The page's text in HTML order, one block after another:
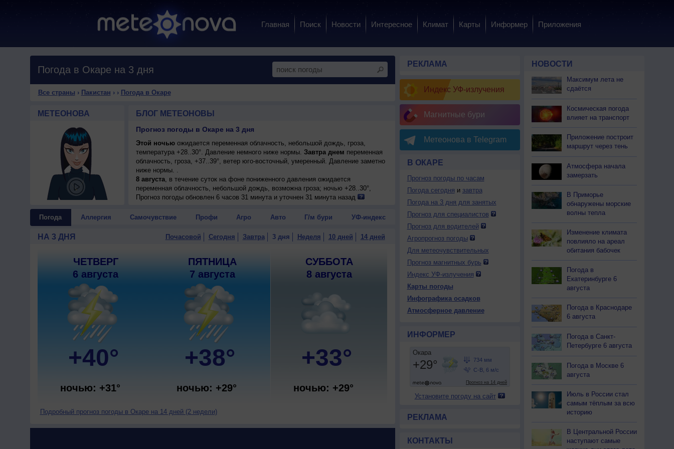
Главная Поиск Новости Интересное Климат Карты Информер Приложения
Погода в Окаре на 3 дня
Все страны › Пакистан › › Погода в Окаре
МЕТЕОНОВА БЛОГ МЕТЕОНОВЫ
Прогноз погоды в Окаре на 3 дня
Этой ночьюожидается переменная облачность, небольшой дождь, гроза,
температура +28..30°. Давление немного ниже нормы. Завтра днем переменная
облачность, гроза, +37..39°, ветер юго-восточный, умеренный. Давление заметно
ниже нормы. .
8 августа, в течение суток на фоне пониженного давления ожидается
переменная облачность, небольшой дождь, возможна гроза; ночью +28..30°,
днем +32..34°, ветер восточный, умеренный.
Прогноз погоды обновлен 6 часов 31 минута и уточнен 31 минута назад
Погода Аллергия Самочувствие Профи Агро Авто Г/м бури УФ-индекс
НА 3 ДНЯ Почасовой Сегодня Завтра 3 дня Неделя 10 дней 14 дней
ЧЕТВЕРГ
6 августа
+40°
ночью: +31°
ПЯТНИЦА
7 августа
+38°
ночью: +29°
СУББОТА
8 августа
+33°
ночью: +29°
Подробный прогноз погоды в Окаре на 14 дней (2 недели)
РЕКЛАМА
Индекс УФ-излучения
Магнитные бури
Метеонова в Telegram
В ОКАРЕ
Прогноз погоды по часам
Погода сегодня и завтра
Погода на 3 дня для занятых
Прогноз для специалистов
Прогноз для водителей
Агропрогноз погоды
Для метеочувствительных
Прогноз магнитных бурь
Индекс УФ-излучения
Карты погоды
Инфографика осадков
Атмосферное давление
ИНФОРМЕР
Установите погоду на сайт
РЕКЛАМА
КОНТАКТЫ
НОВОСТИ
Максимум лета не
сдаётся
Космическая погода
влияет на транспорт
Приложение построит
маршрут через тень
Атмосфера начала
замерзать
В Приморье
обнаружены морские
волны тепла
Изменение климата
повлияло на ареал
обитания бабочек
Погода в
Екатеринбурге 6
августа
Погода в Краснодаре
6 августа
Погода в Санкт-
Петербурге 6 августа
Погода в Москве 6
августа
Июль в России стал
самым тёплым за всю
историю
В Центральной России
наступают самые